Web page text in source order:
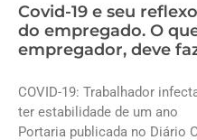
Covid-19 e seu
do empregado. O
empregador, deve
COVID-19: Trabalhador
ter estabilidade de um ano
Portaria publicada no Diário